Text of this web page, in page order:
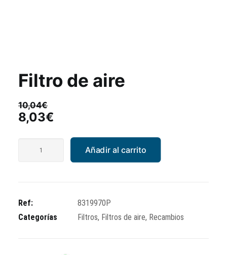
Filtro de aire
10,04€
El
original
8,03€
actualAñadir al carrito
Ref:
8319970P
Categorías
Filtros, Filtros de aire, Recambios